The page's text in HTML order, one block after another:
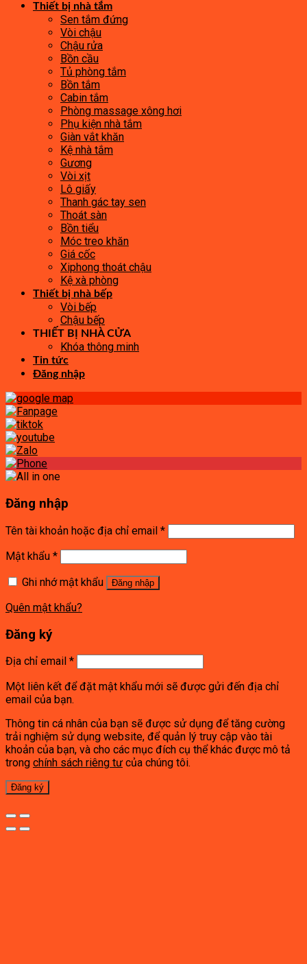
Thiết bị nhà tắm
Sen tắm đứng
Vòi chậu
Chậu rửa
Bồn cầu
Tủ phòng tắm
Bồn tắm
Cabin tắm
Phòng massage xông hơi
Phụ kiện nhà tắm
Giàn vắt khăn
Kệ nhà tắm
Gương
Vòi xịt
Lô giấy
Thanh gác tay sen
Thoát sàn
Bồn tiểu
Móc treo khăn
Giá cốc
Xiphong thoát chậu
Kệ xà phòng
Thiết bị nhà bếp
Vòi bếp
Chậu bếp
THIẾT BỊ NHÀ CỬA
Khóa thông minh
Tin tức
Đăng nhập
Đăng nhập
Tên tài khoản hoặc địa chỉ email *
Mật khẩu *
Ghi nhớ mật khẩu
Đăng nhập
Quên mật khẩu?
Đăng ký
Địa chỉ email *
Một liên kết để đặt mật khẩu mới sẽ được gửi đến địa chỉ
email của bạn.
Thông tin cá nhân của bạn sẽ được sử dụng để tăng cường
trải nghiệm sử dụng website, để quản lý truy cập vào tài
khoản của bạn, và cho các mục đích cụ thể khác được mô tả
trong chính sách riêng tư của chúng tôi.
Đăng ký